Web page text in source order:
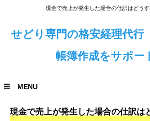
現金で売上が発生した場合の仕訳はどうす
せどり専門の格安経理代行
帳簿作成をサポー
MENU
現金で売上が発生した場合の仕訳は